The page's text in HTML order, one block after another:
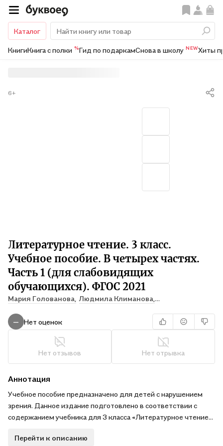
Каталог
КнигиКнига с полки %Гид по подаркамСнова в школу NEWХиты
Литературное чтение. 3 класс.
Учебное пособие. В четырех частях.
Часть 1 (для слабовидящих
обучающихся). ФГОС 2021
Мария Голованова, Людмила Климанова,
6+
— Нет оценок
Нет отзывов Нет отрывка
Аннотация
Учебное пособие предназначено для детей с нарушением
зрения. Данное издание подготовлено в соответствии с
содержанием учебника для 3 класса «Литературное чтение»
Просвещение, 2023) с учётом тифлопедагогических
Перейти к описанию